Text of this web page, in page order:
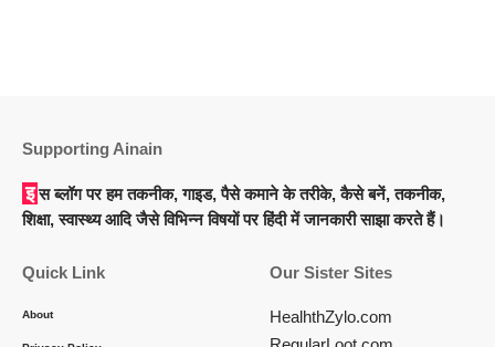
Supporting Ainain
इस ब्लॉग पर हम तकनीक, गाइड, पैसे कमाने के तरीके, कैसे बनें, तकनीक,
शिक्षा, स्वास्थ्य आदि जैसे विभिन्न विषयों पर हिंदी में जानकारी साझा करते हैं।
Quick Link
About
Our Sister Sites
HealhthZylo.com